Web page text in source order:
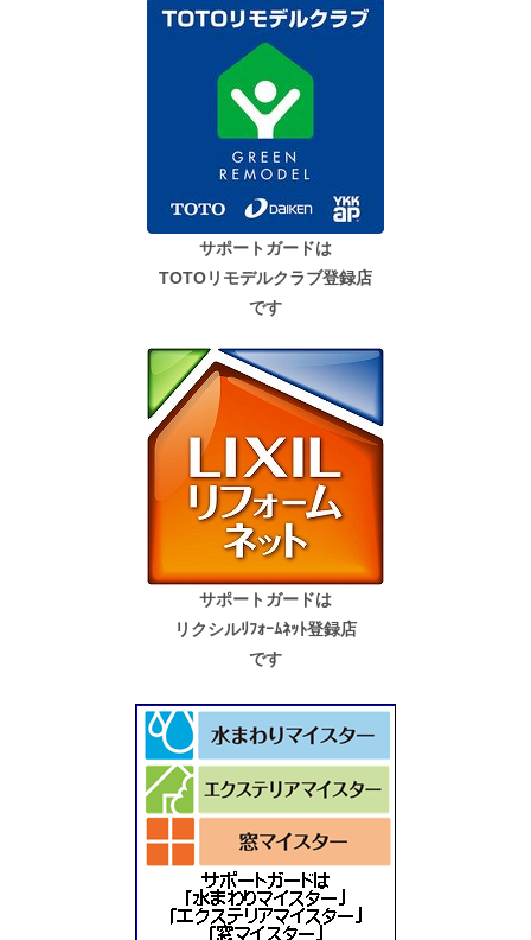
サポートガードは
TOTOリモデルクラブ登録店
です
サポートガードは
リクシルﾘﾌｫｰﾑﾈｯﾄ登録店
です